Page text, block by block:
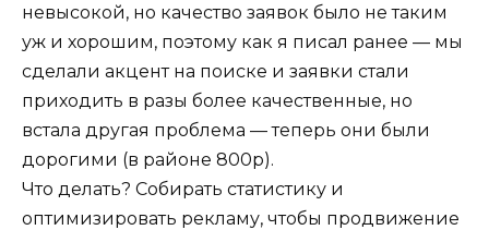
невысокой, но качество заявок было не таким
уж и хорошим, поэтому как я писал ранее — мы
сделали акцент на поиске и заявки стали
приходить в разы более качественные, но
встала другая проблема — теперь они были
дорогими (в районе 800р).
Что делать? Собирать статистику и
оптимизировать рекламу, чтобы продвижение